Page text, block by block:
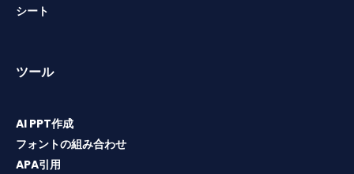
シート
ツール
AI PPT作成
フォントの組み合わせ
APA引用